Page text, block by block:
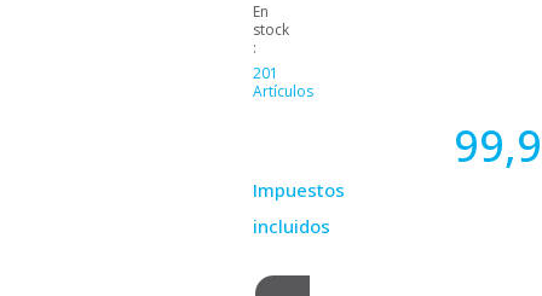
En
stock
:
201
Artículos
Impuestos
incluidos